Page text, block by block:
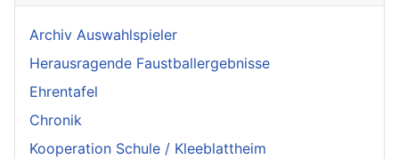
Archiv Auswahlspieler
Herausragende Faustballergebnisse
Ehrentafel
Chronik
Kooperation Schule / Kleeblattheim